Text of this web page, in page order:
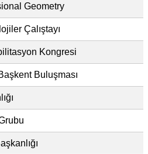
Geometry
Çalıştayı
Kongresi
Buluşması